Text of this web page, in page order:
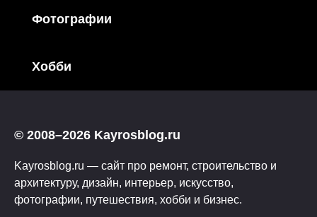
Фотографии
Хобби
© 2008–2026 Kayrosblog.ru
Kayrosblog.ru — сайт про ремонт, строительство и
архитектуру, дизайн, интерьер, искусство,
фотографии, путешествия, хобби и бизнес.